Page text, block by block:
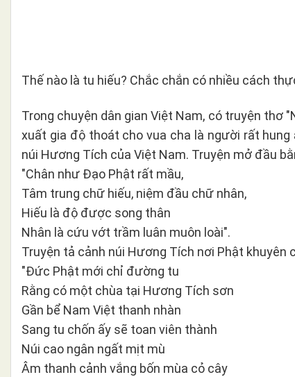
Thế nào là tu hiếu? Chắc chắn có nhiều cách
Trong chuyện dân gian Việt Nam, có truyện thơ
xuất gia độ thoát cho vua cha là người rất
núi Hương Tích của Việt Nam. Truyện mở đầu
"Chân như Đạo Phật rất mầu,
Tâm trung chữ hiếu, niệm đầu chữ nhân,
Hiếu là độ được song thân
Nhân là cứu vớt trầm luân muôn loài".
Truyện tả cảnh núi Hương Tích nơi Phật khuyên
"Đức Phật mới chỉ đường tu
Rằng có một chùa tại Hương Tích sơn
Gần bể Nam Việt thanh nhàn
Sang tu chốn ấy sẽ toan viên thành
Núi cao ngân ngất mịt mù
Âm thanh cảnh vắng bốn mùa cỏ cây